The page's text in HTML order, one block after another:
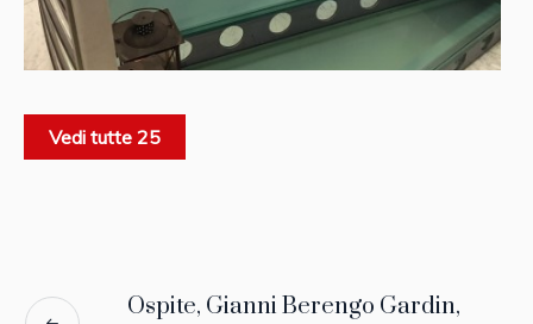
Vedi tutte 25
Ospite, Gianni Berengo Gardin,